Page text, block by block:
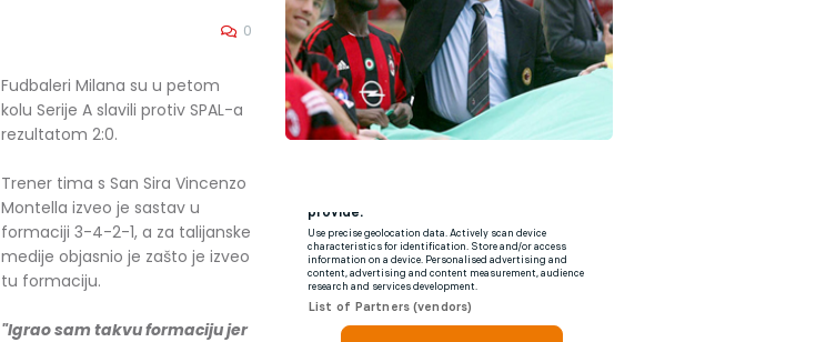
0
Fudbaleri Milana su u petom
kolu Serije A slavili protiv SPAL-a
rezultatom 2:0.
Trener tima s San Sira Vincenzo
Montella izveo je sastav u
formaciji 3-4-2-1, a za talijanske
medije objasnio je zašto je izveo
tu formaciju.
"Igrao sam takvu formaciju jer